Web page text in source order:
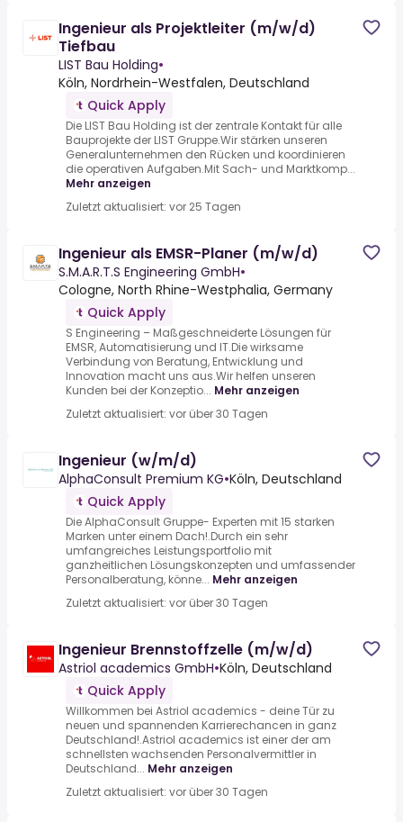
Ingenieur als Projektleiter (m/w/d)
Tiefbau
LIST Bau Holding•
Köln, Nordrhein-Westfalen, Deutschland
Quick Apply
Die LIST Bau Holding ist der zentrale Kontakt für alle
Bauprojekte der LIST Gruppe.Wir stärken unseren
Generalunternehmen den Rücken und koordinieren
die operativen Aufgaben.Mit Sach- und Marktkomp...
Mehr anzeigen
Zuletzt aktualisiert: vor 25 Tagen
Ingenieur als EMSR-Planer (m/w/d)
S.M.A.R.T.S Engineering GmbH•
Cologne, North Rhine-Westphalia, Germany
Quick Apply
S Engineering – Maßgeschneiderte Lösungen für
EMSR, Automatisierung und IT.Die wirksame
Verbindung von Beratung, Entwicklung und
Innovation macht uns aus.Wir helfen unseren
Kunden bei der Konzeptio... Mehr anzeigen
Zuletzt aktualisiert: vor über 30 Tagen
Ingenieur (w/m/d)
AlphaConsult Premium KG•Köln, Deutschland
Quick Apply
Die AlphaConsult Gruppe- Experten mit 15 starken
Marken unter einem Dach!.Durch ein sehr
umfangreiches Leistungsportfolio mit
ganzheitlichen Lösungskonzepten und umfassender
Personalberatung, könne... Mehr anzeigen
Zuletzt aktualisiert: vor über 30 Tagen
Ingenieur Brennstoffzelle (m/w/d)
Astriol academics GmbH•Köln, Deutschland
Quick Apply
Willkommen bei Astriol academics - deine Tür zu
neuen und spannenden Karrierechancen in ganz
Deutschland!.Astriol academics ist einer der am
schnellsten wachsenden Personalvermittler in
Deutschland... Mehr anzeigen
Zuletzt aktualisiert: vor über 30 Tagen